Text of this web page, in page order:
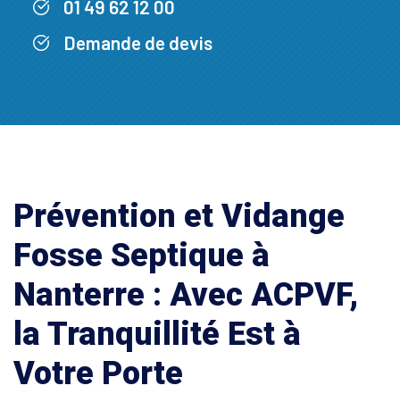
01 49 62 12 00
Demande de devis
Prévention et Vidange
Fosse Septique à
Nanterre : Avec ACPVF,
la Tranquillité Est à
Votre Porte